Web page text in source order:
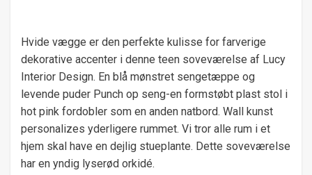
Hvide vægge er den perfekte kulisse for farverige
dekorative accenter i denne teen soveværelse af Lucy
Interior Design. En blå mønstret sengetæppe og
levende puder Punch op seng-en formstøbt plast stol i
hot pink fordobler som en anden natbord. Wall kunst
personalizes yderligere rummet. Vi tror alle rum i et
hjem skal have en dejlig stueplante. Dette soveværelse
har en yndig lyserød orkidé.